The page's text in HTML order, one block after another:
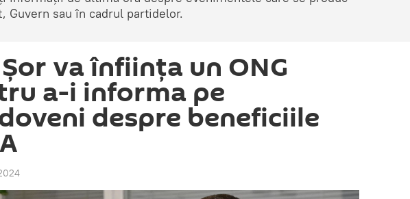
Guvern sau în cadrul partidelor.
va înființa un ONG
a-i informa pe
despre beneficiile